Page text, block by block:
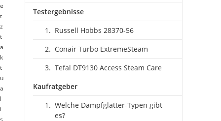
e
t
z
t
a
k
t
u
a
l
i
s
Testergebnisse
Russell Hobbs 28370-56
Conair Turbo ExtremeSteam
Tefal DT9130 Access Steam Care
Kaufratgeber
Welche Dampfglätter-Typen gibt
es?